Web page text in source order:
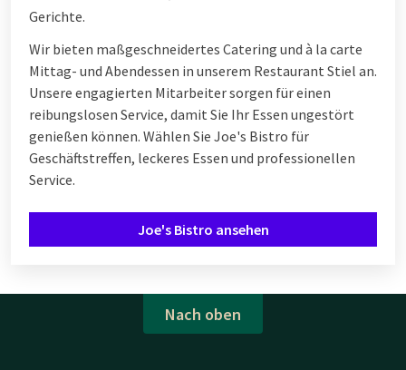
Gerichte.
Wir bieten maßgeschneidertes Catering und à la carte
Mittag- und Abendessen in unserem Restaurant Stiel an.
Unsere engagierten Mitarbeiter sorgen für einen
reibungslosen Service, damit Sie Ihr Essen ungestört
genießen können. Wählen Sie Joe's Bistro für
Geschäftstreffen, leckeres Essen und professionellen
Service.
Joe's Bistro ansehen
Nach oben